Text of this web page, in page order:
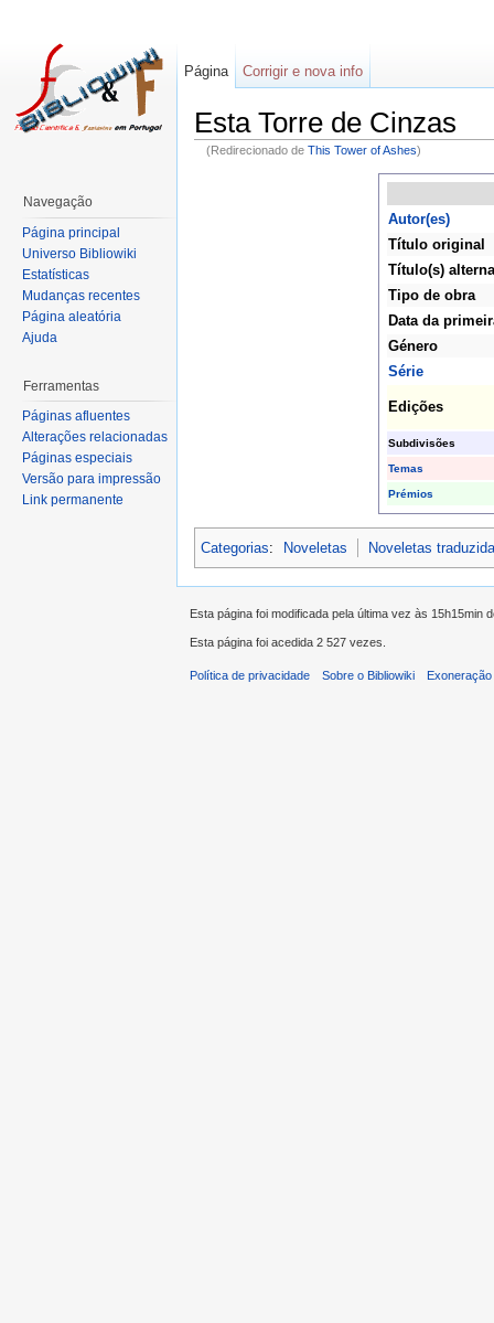
Esta Torre de Cinzas
(Redirecionado de This Tower of Ashes)
Autor(es)
Título original
Título(s)
Tipo de obra
Data da
Género
Série
Edições
Subdivisões
Temas
Prémios
Categorias: Noveletas Noveletas
Página Corrigir e nova info
Navegação
Página principal
Universo Bibliowiki
Estatísticas
Mudanças recentes
Página aleatória
Ajuda
Ferramentas
Páginas afluentes
Alterações relacionadas
Páginas especiais
Versão para impressão
Link permanente
Esta página foi modificada pela última vez às 15h15min
Esta página foi acedida 2 527 vezes.
Política de privacidade Sobre o Bibliowiki